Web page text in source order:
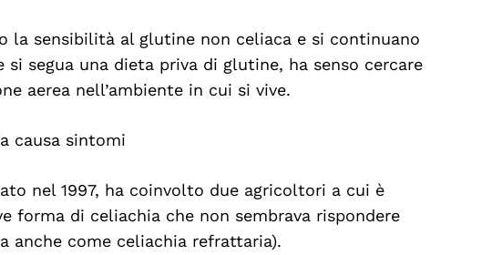
la sensibilità al glutine non celiaca e si continuano
segua una dieta priva di glutine, ha senso cercare
aerea nell’ambiente in cui si vive.
causa sintomi
nel 1997, ha coinvolto due agricoltori a cui è
forma di celiachia che non sembrava rispondere
anche come celiachia refrattaria).